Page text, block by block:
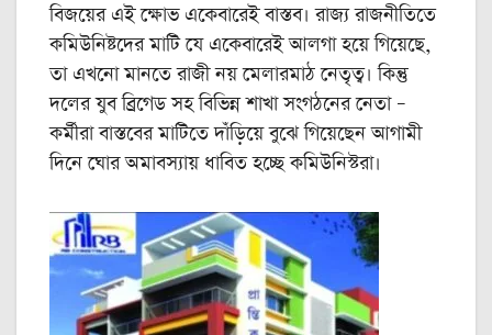
বিজয়ের এই ক্ষোভ একেবারেই বাস্তব। রাজ্য রাজনীতিতে
কমিউনিষ্টদের মাটি যে একেবারেই আলগা হয়ে গিয়েছে,
তা এখনো মানতে রাজী নয় মেলারমাঠ নেতৃত্ব। কিন্তু
দলের যুব ব্রিগেড সহ বিভিন্ন শাখা সংগঠনের নেতা –
কর্মীরা বাস্তবের মাটিতে দাঁড়িয়ে বুঝে গিয়েছেন আগামী
দিনে ঘোর অমাবস্যায় ধাবিত হচ্ছে কমিউনিস্টরা।